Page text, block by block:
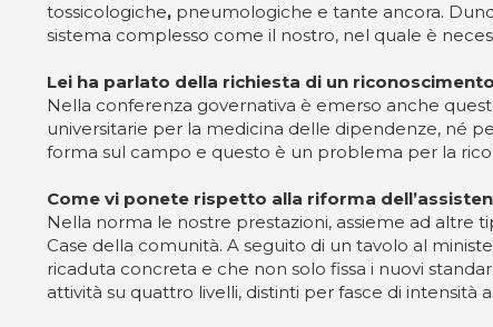
tossicologiche, pneumologiche e tante ancora.
sistema complesso come il nostro, nel quale è
Lei ha parlato della richiesta di un
Nella conferenza governativa è emerso anche
universitarie per la medicina delle dipendenze, né
forma sul campo e questo è un problema per la
Come vi ponete rispetto alla riforma
Nella norma le nostre prestazioni, assieme ad
Case della comunità. A seguito di un tavolo al
ricaduta concreta e che non solo fissa i nuovi
attività su quattro livelli, distinti per fasce di intensità